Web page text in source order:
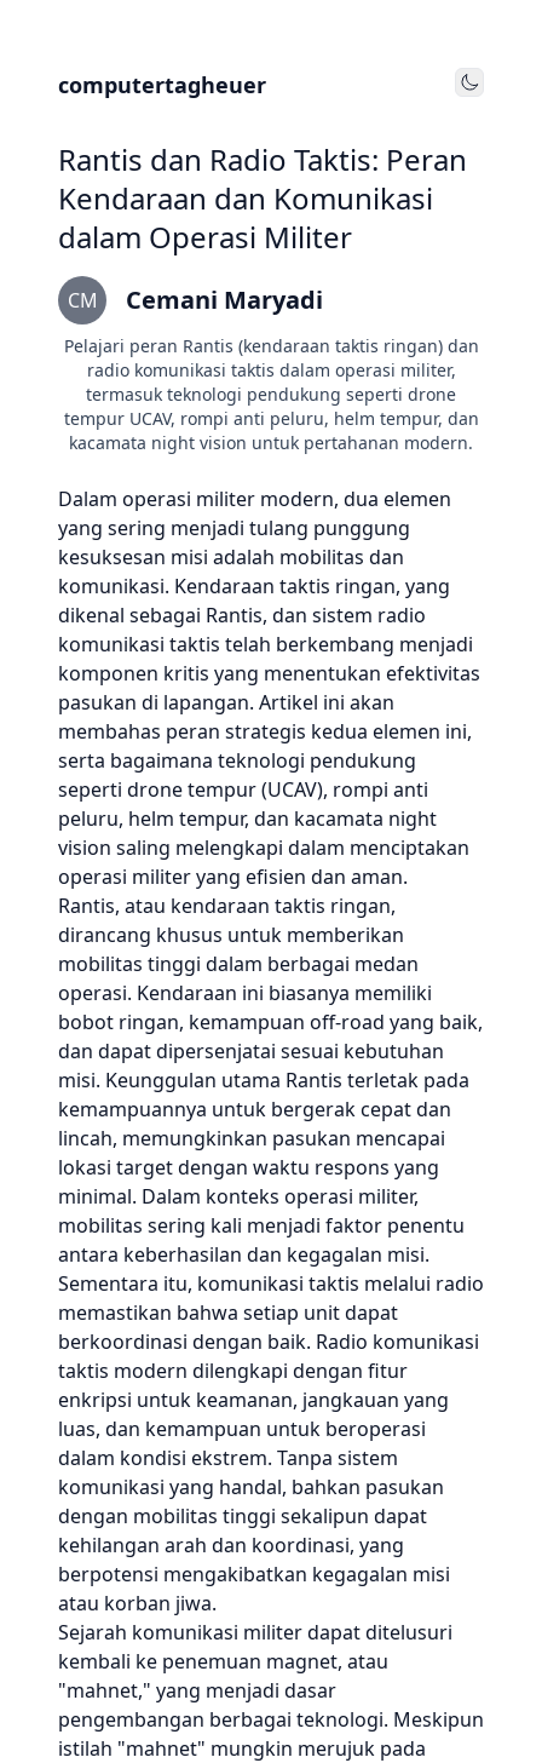
computertagheuer Toggle
Rantis dan Radio Taktis: Peran
Kendaraan dan Komunikasi
dalam Operasi Militer
CM Cemani Maryadi
Pelajari peran Rantis (kendaraan taktis ringan) dan
radio komunikasi taktis dalam operasi militer,
termasuk teknologi pendukung seperti drone
tempur UCAV, rompi anti peluru, helm tempur, dan
kacamata night vision untuk pertahanan modern.
Dalam operasi militer modern, dua elemen
yang sering menjadi tulang punggung
kesuksesan misi adalah mobilitas dan
komunikasi. Kendaraan taktis ringan, yang
dikenal sebagai Rantis, dan sistem radio
komunikasi taktis telah berkembang menjadi
komponen kritis yang menentukan efektivitas
pasukan di lapangan. Artikel ini akan
membahas peran strategis kedua elemen ini,
serta bagaimana teknologi pendukung
seperti drone tempur (UCAV), rompi anti
peluru, helm tempur, dan kacamata night
vision saling melengkapi dalam menciptakan
operasi militer yang efisien dan aman.
Rantis, atau kendaraan taktis ringan,
dirancang khusus untuk memberikan
mobilitas tinggi dalam berbagai medan
operasi. Kendaraan ini biasanya memiliki
bobot ringan, kemampuan off-road yang baik,
dan dapat dipersenjatai sesuai kebutuhan
misi. Keunggulan utama Rantis terletak pada
kemampuannya untuk bergerak cepat dan
lincah, memungkinkan pasukan mencapai
lokasi target dengan waktu respons yang
minimal. Dalam konteks operasi militer,
mobilitas sering kali menjadi faktor penentu
antara keberhasilan dan kegagalan misi.
Sementara itu, komunikasi taktis melalui radio
memastikan bahwa setiap unit dapat
berkoordinasi dengan baik. Radio komunikasi
taktis modern dilengkapi dengan fitur
enkripsi untuk keamanan, jangkauan yang
luas, dan kemampuan untuk beroperasi
dalam kondisi ekstrem. Tanpa sistem
komunikasi yang handal, bahkan pasukan
dengan mobilitas tinggi sekalipun dapat
kehilangan arah dan koordinasi, yang
berpotensi mengakibatkan kegagalan misi
atau korban jiwa.
Sejarah komunikasi militer dapat ditelusuri
kembali ke penemuan magnet, atau
"mahnet," yang menjadi dasar
pengembangan berbagai teknologi. Meskipun
istilah "mahnet" mungkin merujuk pada